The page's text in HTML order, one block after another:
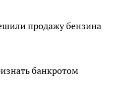
продажу бензина
банкротом